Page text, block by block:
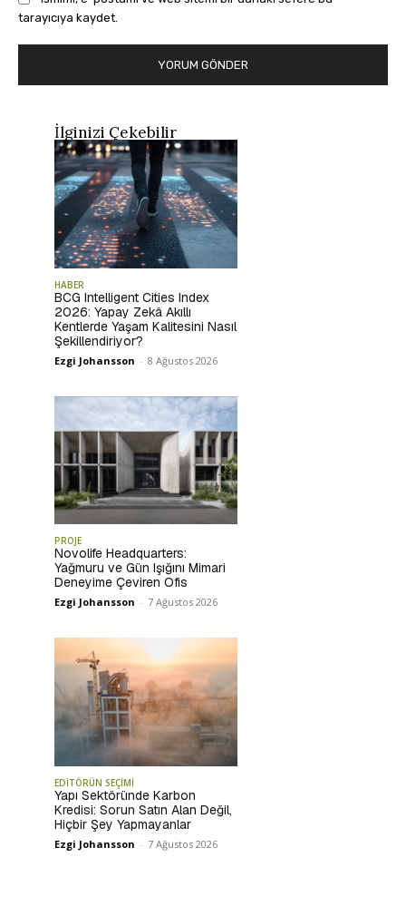
tarayıcıya kaydet.
İlginizi Çekebilir
HABER
BCG Intelligent Cities Index
2026: Yapay Zekâ Akıllı
Kentlerde Yaşam Kalitesini Nasıl
Şekillendiriyor?
Ezgi Johansson - 8 Ağustos 2026
PROJE
Novolife Headquarters:
Yağmuru ve Gün Işığını Mimari
Deneyime Çeviren Ofis
Ezgi Johansson - 7 Ağustos 2026
EDİTÖRÜN SEÇİMİ
Yapı Sektöründe Karbon
Kredisi: Sorun Satın Alan Değil,
Hiçbir Şey Yapmayanlar
Ezgi Johansson - 7 Ağustos 2026